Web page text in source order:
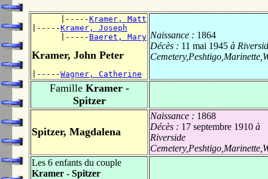
      |-----
Kramer, Matt
|-----Kramer, Joseph
      |-----
Baeret, Mary
Kramer, John Peter
|-----Wagner, Catherine
Naissance : 1864
Décès : 11 mai 1945 à
FamilleKramer -
Spitzer
Spitzer, Magdalena
Naissance : 1868
Décès : 17 septembre 1910 à
Riverside
Les 6 enfants du couple
Kramer - Spitzer